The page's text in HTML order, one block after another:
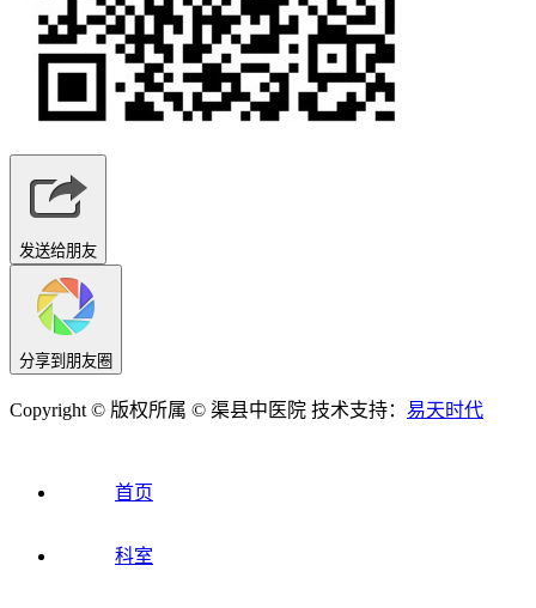
发送给朋友
分享到朋友圈
Copyright © 版权所属 © 渠县中医院 技术支持： 易天时代
首页
科室